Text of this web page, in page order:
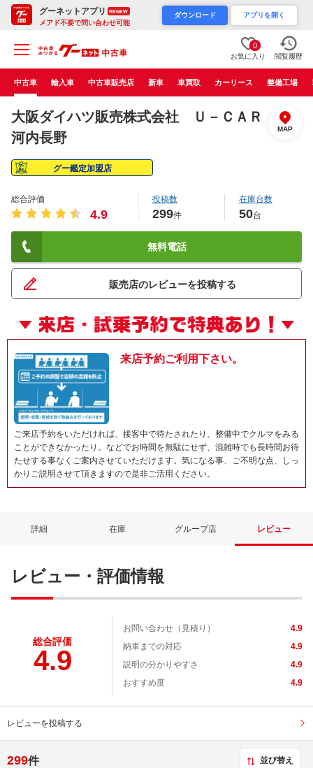
グーネットアプリ RENEW
メアド不要で問い合わせ可能
ダウンロード アプリを開く
0
お気に入り 閲覧履歴
中古車 輸入車 中古車販売店 新車 車買取 カーリース 整備工場
大阪ダイハツ販売株式会社 Ｕ－ＣＡＲ
河内長野
MAP
グー鑑定加盟店
総合評価
4.9
投稿数
299件
在庫台数
50台
無料電話
販売店のレビューを投稿する
来店予約ご利用下さい。
ご来店予約をいただければ、接客中で待たされたり、整備中でクルマをみる
ことができなかったり。などでお時間を無駄にせず、混雑時でも長時間お待
たせする事なくご案内させていただけます。気になる事、ご不明な点、しっ
かりご説明させて頂きますので是非ご活用ください。
詳細 在庫 グループ店 レビュー
レビュー・評価情報
総合評価
4.9
お問い合わせ（見積り）
4.9
納車までの対応
4.9
説明の分かりやすさ
4.9
おすすめ度
4.9
レビューを投稿する
299件 並び替え